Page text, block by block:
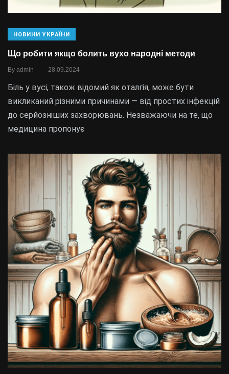
НОВИНИ УКРАЇНИ
Що робити якщо болить вухо народні методи
By admin . 28.09.2024
Біль у вусі, також відомий як оталгія, може бути
викликаний різними причинами — від простих інфекцій
до серйозніших захворювань. Незважаючи на те, що
медицина пропонує